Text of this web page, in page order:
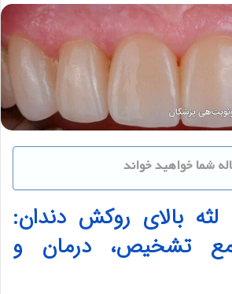
شما خواهید خواند
بالای روکش دندان:
تشخیص، درمان و